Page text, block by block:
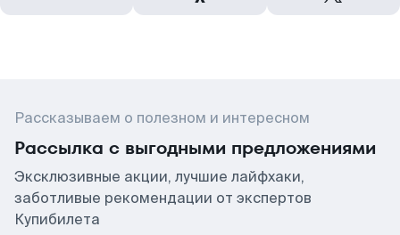
Рассказываем о полезном и интересном
Рассылка с выгодными предложениями
Эксклюзивные акции, лучшие лайфхаки,
заботливые рекомендации от экспертов
Купибилета